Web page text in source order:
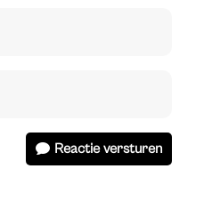
Reactie versturen